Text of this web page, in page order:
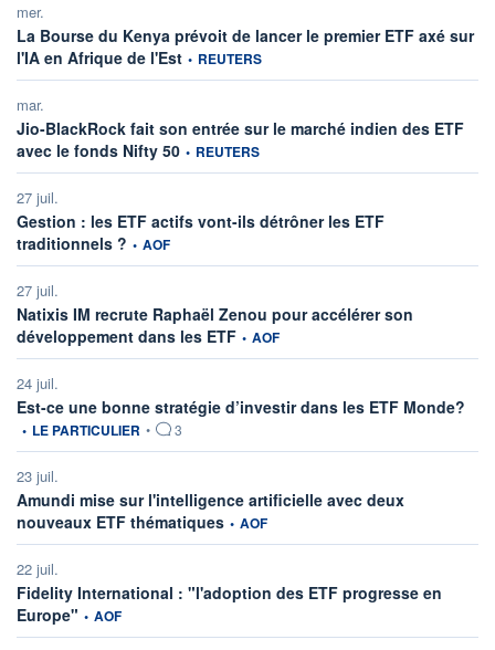
mer.
La Bourse du Kenya prévoit de lancer le premier ETF axé sur
l'IA en Afrique de l'Estinformation fournie par
• REUTERS
mar.
Jio-BlackRock fait son entrée sur le marché indien des ETF
avec le fonds Nifty 50information fournie par
• REUTERS
27 juil.
Gestion : les ETF actifs vont-ils détrôner les ETF
traditionnels ? information fournie par
• AOF
27 juil.
Natixis IM recrute Raphaël Zenou pour accélérer son
développement dans les ETFinformation fournie par
• AOF
24 juil.
Est-ce une bonne stratégie d’investir dans les ETF Monde?
• LE PARTICULIER • 3
23 juil.
Amundi mise sur l'intelligence artificielle avec deux
nouveaux ETF thématiques information fournie par
• AOF
22 juil.
Fidelity International : "l'adoption des ETF progresse en
Europe" information fournie par
• AOF